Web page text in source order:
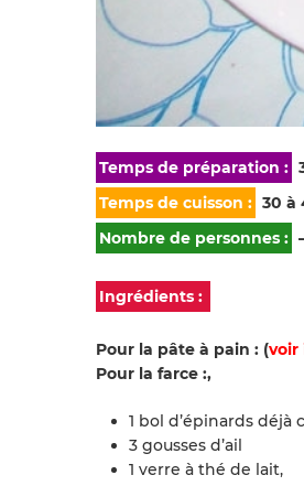
Temps de préparation :
Temps de cuisson : 30 à
Nombre de personnes :
Ingrédients :
Pour la pâte à pain : (voir
Pour la farce :,
1 bol d’épinards déjà
3 gousses d’ail
1 verre à thé de lait,